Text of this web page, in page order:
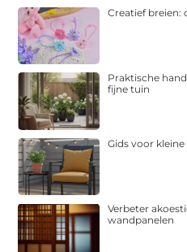
Creatief breien:
Praktische
fijne tuin
Gids voor
Verbeter
wandpanelen